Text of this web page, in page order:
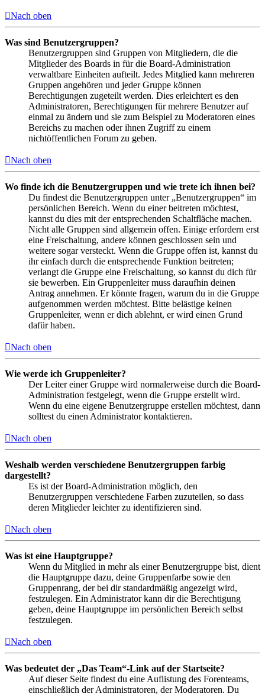
Nach oben
Was sind Benutzergruppen?
Benutzergruppen sind Gruppen von Mitgliedern, die die
Mitglieder des Boards in für die Board-Administration
verwaltbare Einheiten aufteilt. Jedes Mitglied kann mehreren
Gruppen angehören und jeder Gruppe können
Berechtigungen zugeteilt werden. Dies erleichtert es den
Administratoren, Berechtigungen für mehrere Benutzer auf
einmal zu ändern und sie zum Beispiel zu Moderatoren eines
Bereichs zu machen oder ihnen Zugriff zu einem
nichtöffentlichen Forum zu geben.
Nach oben
Wo finde ich die Benutzergruppen und wie trete ich ihnen bei?
Du findest die Benutzergruppen unter „Benutzergruppen“ im
persönlichen Bereich. Wenn du einer beitreten möchtest,
kannst du dies mit der entsprechenden Schaltfläche machen.
Nicht alle Gruppen sind allgemein offen. Einige erfordern erst
eine Freischaltung, andere können geschlossen sein und
weitere sogar versteckt. Wenn die Gruppe offen ist, kannst du
ihr einfach durch die entsprechende Funktion beitreten;
verlangt die Gruppe eine Freischaltung, so kannst du dich für
sie bewerben. Ein Gruppenleiter muss daraufhin deinen
Antrag annehmen. Er könnte fragen, warum du in die Gruppe
aufgenommen werden möchtest. Bitte belästige keinen
Gruppenleiter, wenn er dich ablehnt, er wird einen Grund
dafür haben.
Nach oben
Wie werde ich Gruppenleiter?
Der Leiter einer Gruppe wird normalerweise durch die Board-
Administration festgelegt, wenn die Gruppe erstellt wird.
Wenn du eine eigene Benutzergruppe erstellen möchtest, dann
solltest du einen Administrator kontaktieren.
Nach oben
Weshalb werden verschiedene Benutzergruppen farbig
dargestellt?
Es ist der Board-Administration möglich, den
Benutzergruppen verschiedene Farben zuzuteilen, so dass
deren Mitglieder leichter zu identifizieren sind.
Nach oben
Was ist eine Hauptgruppe?
Wenn du Mitglied in mehr als einer Benutzergruppe bist, dient
die Hauptgruppe dazu, deine Gruppenfarbe sowie den
Gruppenrang, der bei dir standardmäßig angezeigt wird,
festzulegen. Ein Administrator kann dir die Berechtigung
geben, deine Hauptgruppe im persönlichen Bereich selbst
festzulegen.
Nach oben
Was bedeutet der „Das Team“-Link auf der Startseite?
Auf dieser Seite findest du eine Auflistung des Forenteams,
einschließlich der Administratoren, der Moderatoren. Du